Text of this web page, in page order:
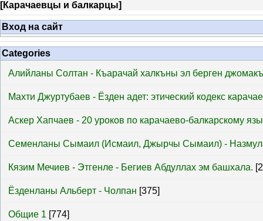
[Карачаевцы и балкарцы]
Вход на сайт
Categories
Алийланы Солтан - Къарачай халкъны эл берген
Махти Джуртубаев - Ёзден адет: этический кодекс
Аскер Хапчаев - 20 уроков по карачаево-балкарскому
Семенланы Сымаил (Исмаил, Джырчы Сымаил) -
Кязим Мечиев - Этгенле - Бегиев Абдуллах эм башхала.
Ёзденланы Альберт - Чолпан [375]
Общие 1 [774]